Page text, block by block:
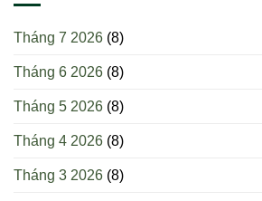
Tháng 7 2026 (8)
Tháng 6 2026 (8)
Tháng 5 2026 (8)
Tháng 4 2026 (8)
Tháng 3 2026 (8)